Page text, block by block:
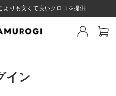
よりも安くて良いクロコを提供
気に入り
イン